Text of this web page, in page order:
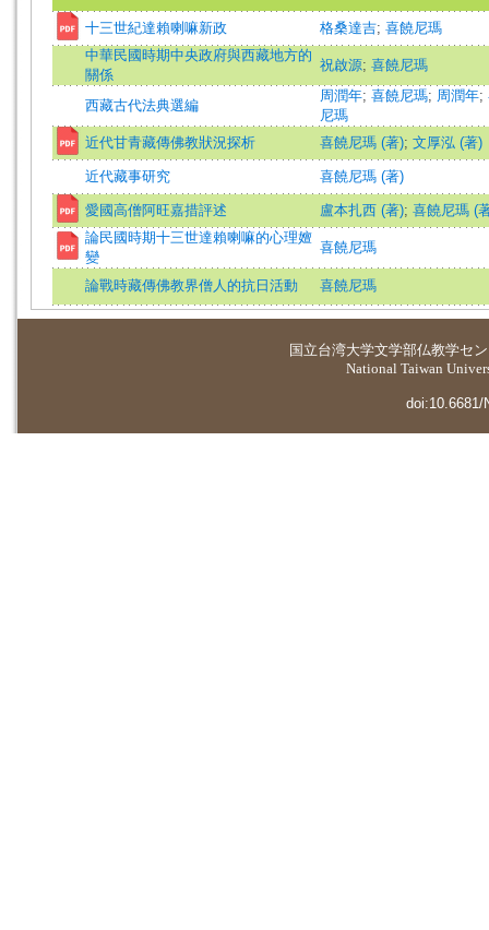
十三世紀達賴喇嘛新政 格桑達吉; 喜饒尼瑪
中華民國時期中央政府與西藏地方的
關係
祝啟源; 喜饒尼瑪
西藏古代法典選編
周潤年; 喜饒尼瑪; 周潤年;
尼瑪
近代甘青藏傳佛教狀況探析
喜饒尼瑪 (著); 文厚泓 (著)
近代藏事研究 喜饒尼瑪 (著)
愛國高僧阿旺嘉措評述 盧本扎西 (著); 喜饒尼瑪 (
論民國時期十三世達賴喇嘛的心理嬗
變
喜饒尼瑪
論戰時藏傳佛教界僧人的抗日活動 喜饒尼瑪
国立台湾大学文学部仏教学セ
National Taiwan
doi:10.6681/